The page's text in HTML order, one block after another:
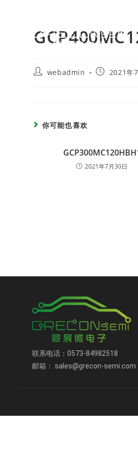
webadmin 2021年
你可能也喜欢
2021年7月30日
联系电话：0573-84982518
邮箱： sales@grecon-semi.com